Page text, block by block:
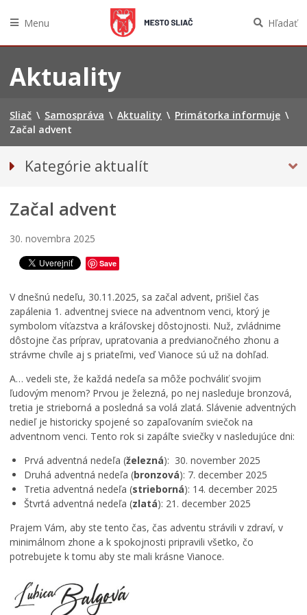
obsah
Menu Hľadať
Aktuality
Sliač \ Samospráva \ Aktuality \ Primátorka informuje \
Začal advent
Kategórie aktualít
PRIMÁTORKA INFORMUJE
Začal advent
30. novembra 2025
Save
V dnešnú nedeľu, 30.11.2025, sa začal advent, prišiel čas
zapálenia 1. adventnej sviece na adventnom venci, ktorý je
symbolom víťazstva a kráľovskej dôstojnosti. Nuž, zvládnime
dôstojne čas príprav, upratovania a predvianočného zhonu a
strávme chvíle aj s priateľmi, veď Vianoce sú už na dohľad.
A… vedeli ste, že každá nedeľa sa môže pochváliť svojim
ľudovým menom? Prvou je železná, po nej nasleduje bronzová,
tretia je strieborná a posledná sa volá zlatá. Slávenie adventných
nedieľ je historicky spojené so zapaľovaním sviečok na
adventnom venci. Tento rok si zapáľte sviečky v nasledujúce dni:
Prvá adventná nedeľa (železná): 30. november 2025
Druhá adventná nedeľa (bronzová): 7. december 2025
Tretia adventná nedeľa (strieborná): 14. december 2025
Štvrtá adventná nedeľa (zlatá): 21. december 2025
Prajem Vám, aby ste tento čas, čas adventu strávili v zdraví, v
minimálnom zhone a k spokojnosti pripravili všetko, čo
potrebujete k tomu aby ste mali krásne Vianoce.
O
R
b
á